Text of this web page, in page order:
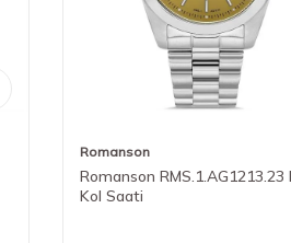
Romanson
Romanson RMS.1.AG1213.23
Kol Saati